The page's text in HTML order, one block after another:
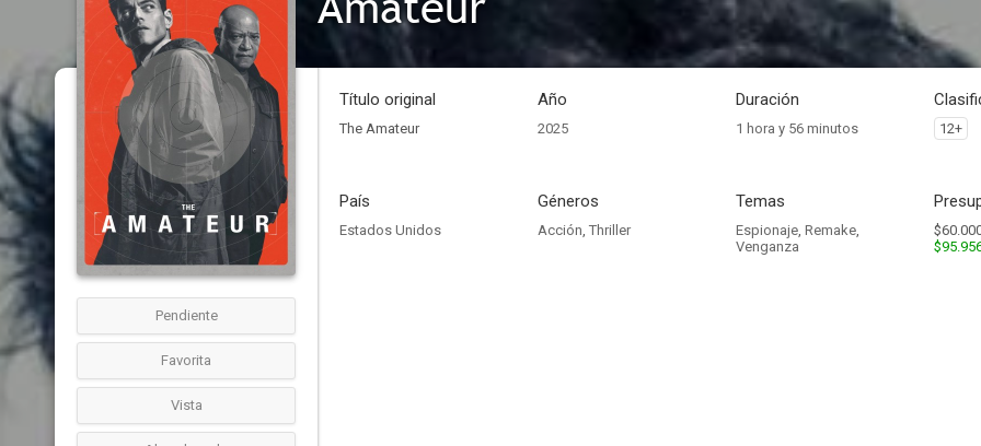
Pendiente
Favorita
Vista
Título original
The Amateur
Año
2025
Duración
1 hora y 56 minutos 12+
País
Estados Unidos
Géneros
Acción, Thriller
Temas
Espionaje, Remake,
Venganza